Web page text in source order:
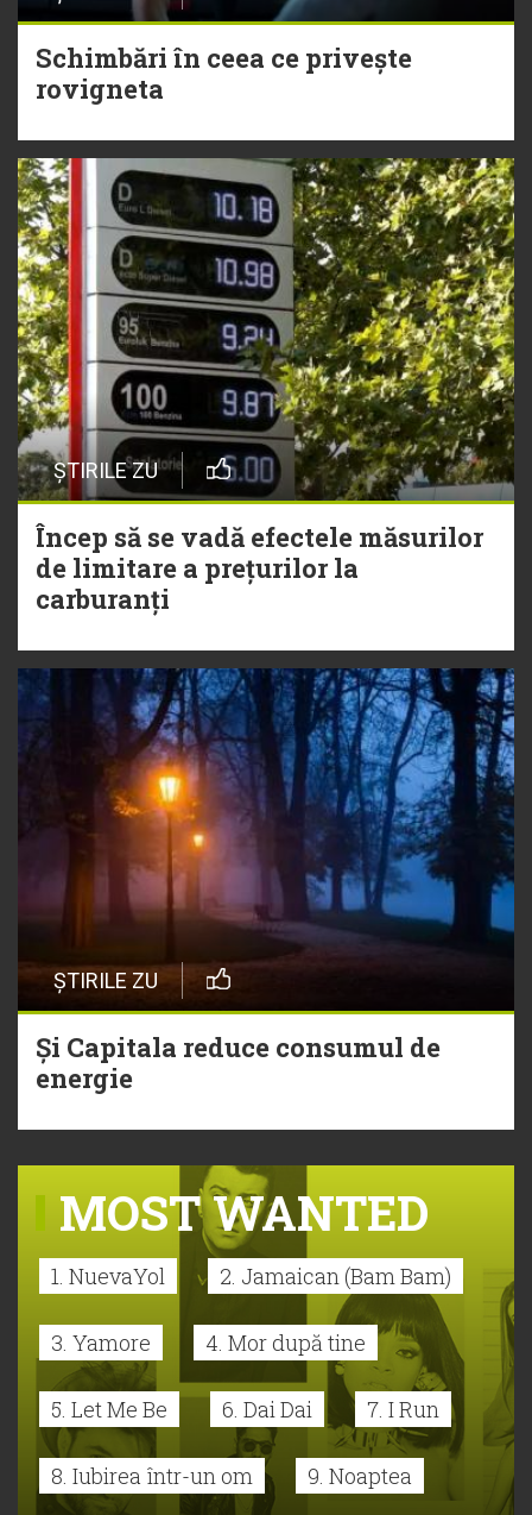
Schimbări în ceea ce privește
rovigneta
ȘTIRILE ZU
Încep să se vadă efectele măsurilor
de limitare a prețurilor la
carburanți
ȘTIRILE ZU
Și Capitala reduce consumul de
energie
MOST WANTED
1. NuevaYol 2. Jamaican (Bam Bam)
3. Yamore 4. Mor după tine
5. Let Me Be 6. Dai Dai 7. I Run
8. Iubirea într-un om 9. Noaptea